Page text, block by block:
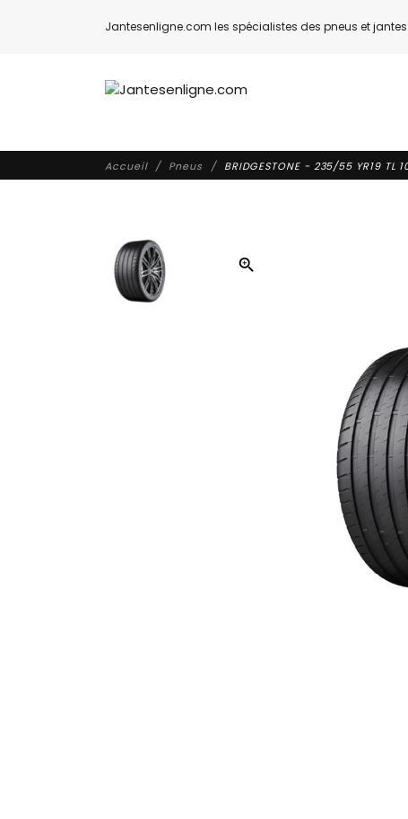
Jantesenligne.com les spécialistes des pneus et
Accueil Pneus BRIDGESTONE - 235/55 YR19 TL
zoom_in